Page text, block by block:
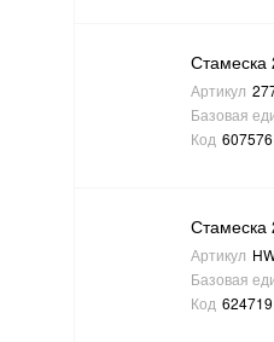
Стамеска
Артикул
Базовая
Код 607576
Стамеска
Артикул
Базовая
Код 624719